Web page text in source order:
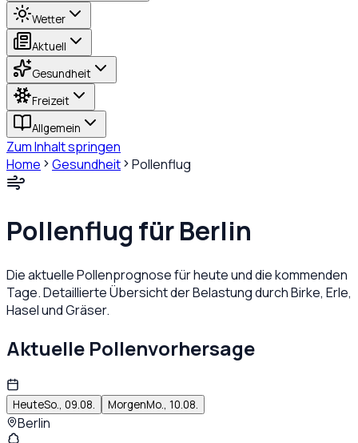
Wetter
Aktuell
Gesundheit
Freizeit
Allgemein
Zum Inhalt springen
Home
Gesundheit Pollenflug
Pollenflug fürBerlin
Die aktuelle Pollenprognose für heute und die kommenden
Tage. Detaillierte Übersicht der Belastung durch Birke, Erle,
Hasel und Gräser.
Aktuelle Pollenvorhersage
HeuteSo., 09.08. MorgenMo., 10.08.
Berlin